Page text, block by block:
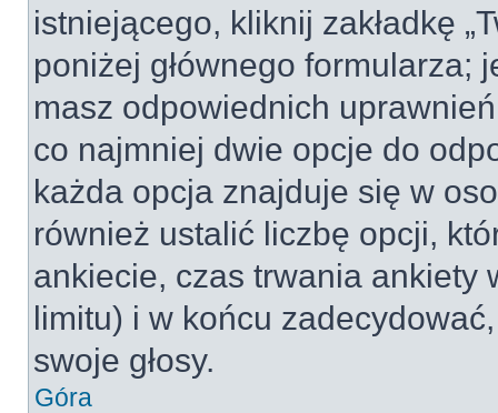
istniejącego, kliknij zakładkę
poniżej głównego formularza;
masz odpowiednich
co najmniej dwie opcje do
każda opcja znajduje się w
również ustalić liczbę opcji,
ankiecie, czas trwania ankiety
limitu) i w końcu
swoje głosy.
Góra